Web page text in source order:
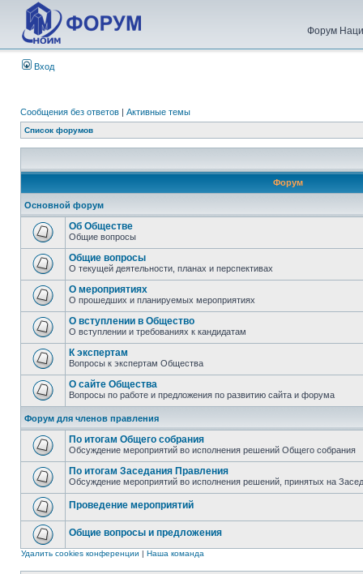
Форум
Вход
Сообщения без ответов | Активные темы
Список форумов
Форум
Основной форум
Об Обществе
Общие вопросы
Общие вопросы
О текущей деятельности, планах и перспективах
О мероприятиях
О прошедших и планируемых мероприятиях
О вступлении в Общество
О вступлении и требованиях к кандидатам
К экспертам
Вопросы к экспертам Общества
О сайте Общества
Вопросы по работе и предложения по развитию сайта и форума
Форум для членов правления
По итогам Общего собрания
Обсуждение мероприятий во исполнения решений Общего собрания
По итогам Заседания Правления
Обсуждение мероприятий во исполнения решений, принятых на
Проведение мероприятий
Общие вопросы и предложения
Удалить cookies конференции | Наша команда